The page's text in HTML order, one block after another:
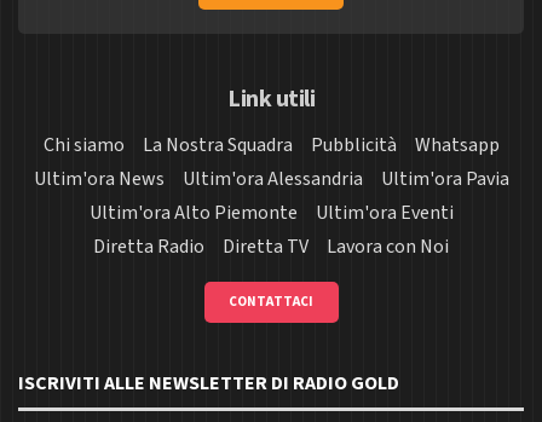
Link utili
Chi siamo La Nostra Squadra Pubblicità
Whatsapp
Ultim'ora News
Ultim'ora Alessandria
Ultim'ora Pavia
Ultim'ora Alto Piemonte
Ultim'ora Eventi
Diretta Radio
Diretta TV Lavora con Noi
CONTATTACI
ISCRIVITI ALLE NEWSLETTER DI RADIO GOLD